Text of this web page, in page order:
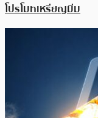
โปรโมทเหรียญมีม